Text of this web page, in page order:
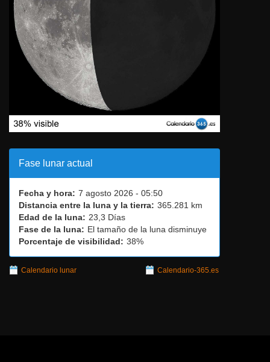
Fase lunar actual
Fecha y hora: 7 agosto 2026 - 05:50
Distancia entre la luna y la tierra: 365.281 km
Edad de la luna: 23,3 Días
Fase de la luna: El tamaño de la luna disminuye
Porcentaje de visibilidad: 38%
Calendario lunar Calendario-365.es